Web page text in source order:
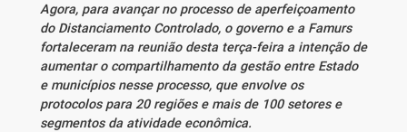
Agora, para avançar no processo de aperfeiçoamento
do Distanciamento Controlado, o governo e a Famurs
fortaleceram na reunião desta terça-feira a intenção de
aumentar o compartilhamento da gestão entre Estado
e municípios nesse processo, que envolve os
protocolos para 20 regiões e mais de 100 setores e
segmentos da atividade econômica.